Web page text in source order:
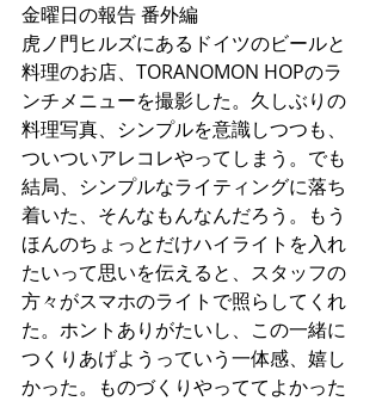
金曜日の報告 番外編
虎ノ門ヒルズにあるドイツのビールと
料理のお店、TORANOMON HOPのラ
ンチメニューを撮影した。久しぶりの
料理写真、シンプルを意識しつつも、
ついついアレコレやってしまう。でも
結局、シンプルなライティングに落ち
着いた、そんなもんなんだろう。もう
ほんのちょっとだけハイライトを入れ
たいって思いを伝えると、スタッフの
方々がスマホのライトで照らしてくれ
た。ホントありがたいし、この一緒に
つくりあげようっていう一体感、嬉し
かった。ものづくりやっててよかった